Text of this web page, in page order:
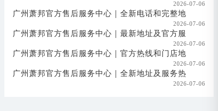
2026-07-06
广州萧邦官方售后服务中心｜全新电话和完整地
2026-07-06
广州萧邦官方售后服务中心｜最新地址及官方服
2026-07-06
广州萧邦官方售后服务中心｜官方热线和门店地
2026-07-06
广州萧邦官方售后服务中心｜全新地址及服务热
2026-07-06